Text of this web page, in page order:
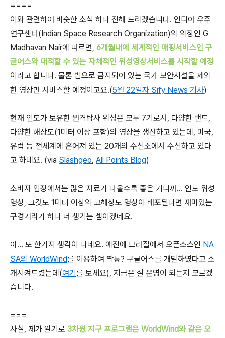
====
이와 관련하여 비슷한 소식 하나 전해 드리겠습니다. 인디아 우주
연구센터(Indian Space Research Organization)의 의장인 G
Madhavan Nair에 따르면, 6개월내에 세계적인 매핑서비스인 구
글어스와 대적할 수 있는 자체적인 위성영상서비스를 시작할 예정
이라고 합니다. 물론 법으로 금지되어 있는 국가 보안시설을 제외
한 영상만 서비스할 예정이고요.(5월 22일자 Sify News 기사)
현재 인도가 보유한 원격탐사 위성은 모두 7기로서, 다양한 밴드,
다양한 해상도(1미터 이상 포함)의 영상을 생산하고 있는데, 미국,
유럽 등 전세계에 흩어져 있는 20개의 수신소에서 수신하고 있다
고 하네요. (via Slashgeo, All Points Blog)
소비자 입장에서는 많은 자료가 나올수록 좋은 거니까... 인도 위성
영상, 그것도 1미터 이상의 고해상도 영상이 배포된다면 재미있는
구경거리가 하나 더 생기는 셈이겠네요.
아... 또 한가지 생각이 나네요. 예전에 브라질에서 오픈소스인 NA
SA의 WorldWind를 이용하여 짝퉁? 구글어스를 개발하였다고 소
개시켜드렸는데(여기를 보세요), 지금은 잘 운영이 되는지 모르겠
습니다.
===
사실, 제가 알기로 3차원 지구 프로그램은 WorldWind와 같은 오